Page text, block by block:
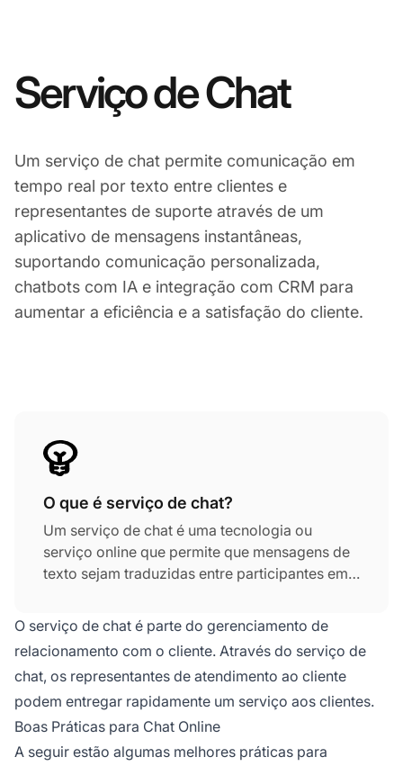
Serviço de Chat
Um serviço de chat permite comunicação em
tempo real por texto entre clientes e
representantes de suporte através de um
aplicativo de mensagens instantâneas,
suportando comunicação personalizada,
chatbots com IA e integração com CRM para
aumentar a eficiência e a satisfação do cliente.
O que é serviço de chat?
Um serviço de chat é uma tecnologia ou
serviço online que permite que mensagens de
texto sejam traduzidas entre participantes em
frequentemente usado como chat ao vivo -
conecta o agente com o cliente e permite
conversação em tempo real.
O serviço de chat é parte do gerenciamento de
relacionamento com o cliente. Através do serviço de
chat, os representantes de atendimento ao cliente
podem entregar rapidamente um serviço aos clientes.
Boas Práticas para Chat Online
A seguir estão algumas melhores práticas para